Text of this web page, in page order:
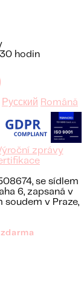
hodin
Русский Română
zprávy
se sídlem
6, zapsaná v
v Praze,